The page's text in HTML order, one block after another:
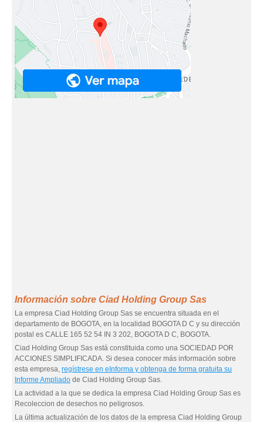
Información sobre Ciad Holding Group Sas
La empresa Ciad Holding Group Sas se encuentra situada en el
departamento de BOGOTA, en la localidad BOGOTA D C y su dirección
postal es CALLE 165 52 54 IN 3 202, BOGOTA D C, BOGOTA.
Ciad Holding Group Sas está constituida como una SOCIEDAD POR
ACCIONES SIMPLIFICADA. Si desea conocer más información sobre
esta empresa, regístrese en eInforma y obtenga de forma gratuita su
Informe Ampliado de Ciad Holding Group Sas.
La actividad a la que se dedica la empresa Ciad Holding Group Sas es
Recoleccion de desechos no peligrosos.
La última actualización de los datos de la empresa Ciad Holding Group